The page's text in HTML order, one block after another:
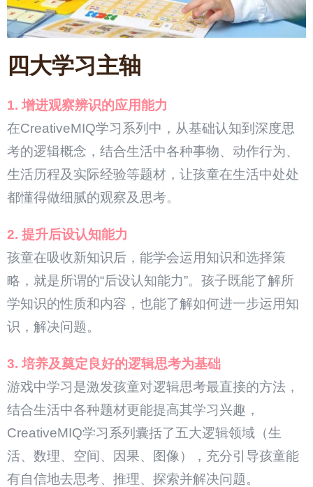
四大学习主轴
1. 增进观察辨识的应用能力
在CreativeMIQ学习系列中，从基础认知到深度思
考的逻辑概念，结合生活中各种事物、动作行为、
生活历程及实际经验等题材，让孩童在生活中处处
都懂得做细腻的观察及思考。
2. 提升后设认知能力
孩童在吸收新知识后，能学会运用知识和选择策
略，就是所谓的“后设认知能力”。孩子既能了解所
学知识的性质和内容，也能了解如何进一步运用知
识，解决问题。
3. 培养及奠定良好的逻辑思考为基础
游戏中学习是激发孩童对逻辑思考最直接的方法，
结合生活中各种题材更能提高其学习兴趣，
CreativeMIQ学习系列囊括了五大逻辑领域（生
活、数理、空间、因果、图像），充分引导孩童能
有自信地去思考、推理、探索并解决问题。